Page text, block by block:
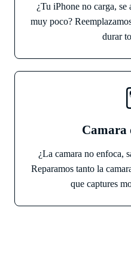
¿Tu iPhone no carga, se
muy poco?
durar
Camara
¿La camara no enfoca,
Reparamos tanto la
que captures